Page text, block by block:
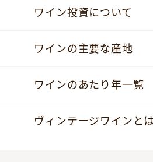
ワイン投資について
ワインの主要な産地
ワインのあたり年一覧
ヴィンテージワインとは